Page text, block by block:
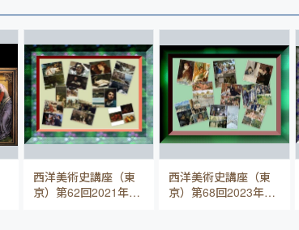
西洋美術史講座（東
京）第62回2021年10
西洋美術史講座（東
京）第68回2023年4